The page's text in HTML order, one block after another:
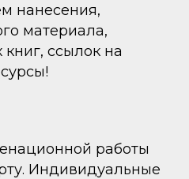
нанесения,
материала,
ссылок на
работы
Индивидуальные